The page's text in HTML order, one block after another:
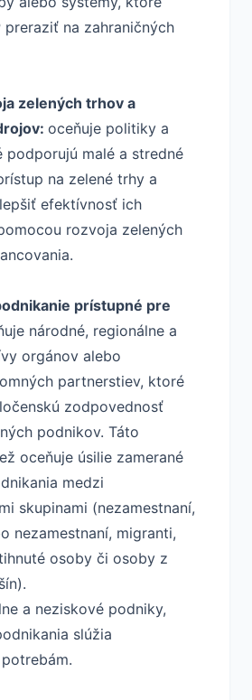
preraziť na zahraničných
zelených trhov a
oceňuje politiky a
podporujú malé a stredné
na zelené trhy a
efektívnosť ich
rozvoja zelených
prístupné pre
národné, regionálne a
orgánov alebo
partnerstiev, ktoré
zodpovednosť
podnikov. Táto
oceňuje úsilie zamerané
medzi
skupinami (nezamestnaní,
nezamestnaní, migranti,
osoby či osoby z
a neziskové podniky,
slúžia